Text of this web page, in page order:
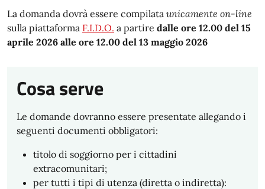
La domanda dovrà essere compilata unicamente on-line
sulla piattaforma F.I.D.O. a partire dalle ore 12.00 del 15
aprile 2026 alle ore 12.00 del 13 maggio 2026
Cosa serve
Le domande dovranno essere presentate allegando i
seguenti documenti obbligatori:
titolo di soggiorno per i cittadini
extracomunitari;
per tutti i tipi di utenza (diretta o indiretta):